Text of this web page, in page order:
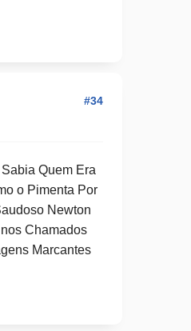
#34
Quem Era
o Pimenta Por
Newton
Chamados
Marcantes